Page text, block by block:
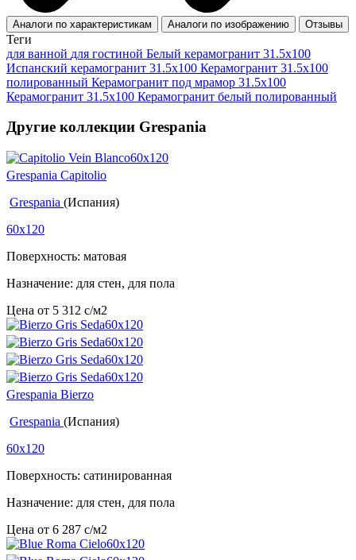
Аналоги по характеристикам Аналоги по изображению Отзывы
Теги
для ванной для гостиной Белый керамогранит 31.5x100
Испанский керамогранит 31.5x100 Керамогранит 31.5x100
полированный Керамогранит под мрамор 31.5x100
Керамогранит 31.5x100 Керамогранит белый полированный
Другие коллекции Grespania
Grespania Capitolio
Grespania (Испания)
60x120
Поверхность: матовая
Назначение: для стен, для пола
Цена от 5 312 c/м2
Grespania Bierzo
Grespania (Испания)
60x120
Поверхность: сатинированная
Назначение: для стен, для пола
Цена от 6 287 c/м2